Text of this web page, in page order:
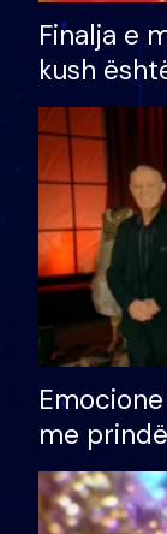
Finalja e
kush
shtëpinë
të fituar
me
divorci